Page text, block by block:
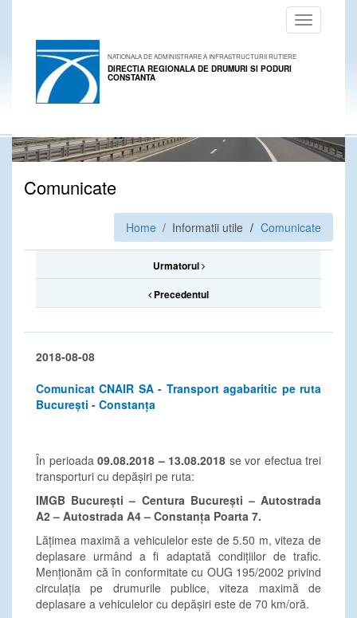
Toggle
navigation
NATIONALA DE ADMINISTRARE A INFRASTRUCTURII RUTIERE
DIRECTIA REGIONALA DE DRUMURI SI PODURI
CONSTANTA
Comunicate
Home / Informatii utile Comunicate
Urmatorul
Precedentul
2018-08-08
Comunicat CNAIR SA - Transport agabaritic pe ruta
București - Constanța
În perioada 09.08.2018 – 13.08.2018 se vor efectua trei
transporturi cu depășiri pe ruta:
IMGB București – Centura București – Autostrada
A2 – Autostrada A4 – Constanța Poarta 7.
Lățimea maximă a vehiculelor este de 5.50 m, viteza de
deplasare urmând a fi adaptată condițiilor de trafic.
Menționăm că în conformitate cu OUG 195/2002 privind
circulația pe drumurile publice, viteza maximă de
deplasare a vehiculelor cu depășiri este de 70 km/oră.